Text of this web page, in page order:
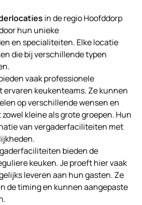
in de regio Hoofddorp
hun unieke
en specialiteiten. Elke locatie
die bij verschillende typen
vaak professionele
keukenteams. Ze kunnen
op verschillende wensen en
kleine als grote groepen. Hun
van vergaderfaciliteiten met
bieden de
keuken. Je proeft hier vaak
leveren aan hun gasten. Ze
de timing en kunnen aangepaste